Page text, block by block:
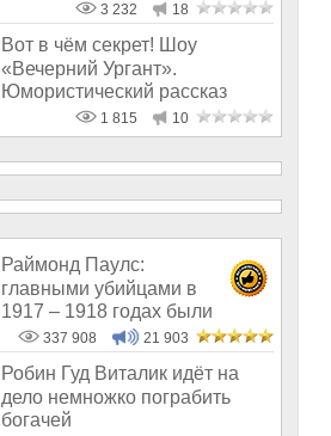
3 232 18
Вот в чём секрет! Шоу
«Вечерний Ургант».
Юмористический рассказ
1 815 10
Раймонд Паулс:
главными убийцами в
1917 – 1918 годах были
латыши и евреи, а не русс
337 908 21 903
Робин Гуд Виталик идёт на
дело немножко пограбить
богачей